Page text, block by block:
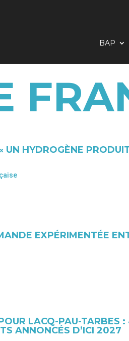
BAP
UN HYDROGÈNE
EXPÉRIMENTÉE
LACQ-PAU-TARBES :
ANNONCÉS D’ICI 2027